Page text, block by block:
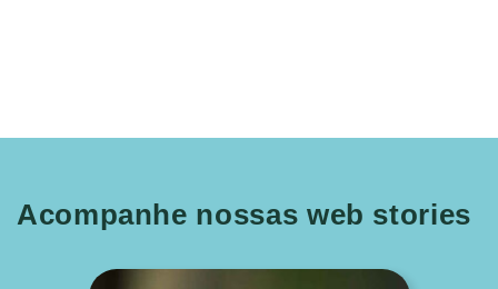
Acompanhe nossas web stories